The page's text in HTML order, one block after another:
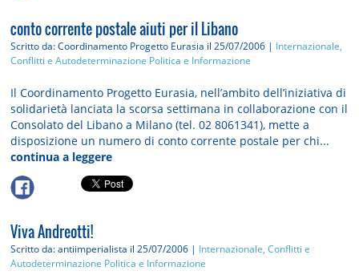
conto corrente postale aiuti per il Libano
Scritto da: Coordinamento Progetto Eurasia il 25/07/2006 | Internazionale,
Conflitti e Autodeterminazione Politica e Informazione
Il Coordinamento Progetto Eurasia, nell’ambito dell’iniziativa di
solidarietà lanciata la scorsa settimana in collaborazione con il
Consolato del Libano a Milano (tel. 02 8061341), mette a
disposizione un numero di conto corrente postale per chi...
continua a leggere
Viva Andreotti!
Scritto da: antiimperialista il 25/07/2006 | Internazionale, Conflitti e
Autodeterminazione Politica e Informazione